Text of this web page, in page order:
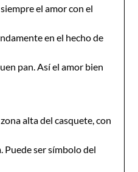
el amor con el
en el hecho de
pan. Así el amor bien
alta del casquete, con
Puede ser símbolo del